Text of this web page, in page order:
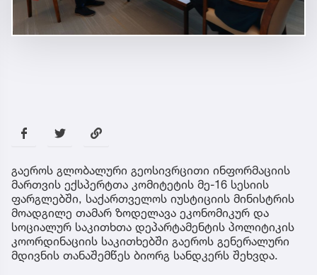
გაეროს გლობალური გეოსივრცითი ინფორმაციის
მართვის ექსპერტთა კომიტეტის მე-16 სესიის
ფარგლებში, საქართველოს იუსტიციის მინისტრის
მოადგილე თამარ ზოდელავა ეკონომიკურ და
სოციალურ საკითხთა დეპარტამენტის პოლიტიკის
კოორდინაციის საკითხებში გაეროს გენერალური
მდივნის თანაშემწეს ბიორგ სანდკერს შეხვდა.